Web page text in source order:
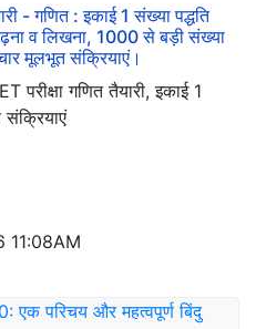
- गणित : इकाई 1 संख्या पद्धति
व लिखना, 1000 से बड़ी संख्या
मूलभूत संक्रियाएं।
परीक्षा गणित तैयारी, इकाई 1
11:08AM